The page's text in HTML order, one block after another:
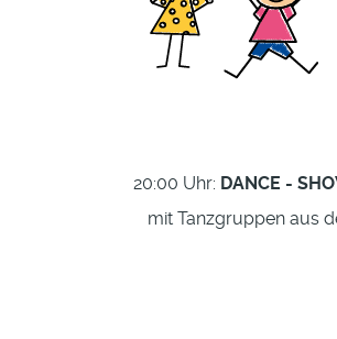
20:00 Uhr: DANCE -
mit Tanzgruppen aus